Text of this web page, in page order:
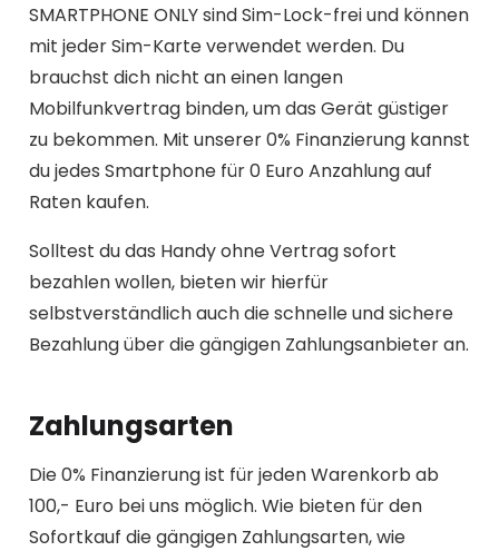
SMARTPHONE ONLY sind Sim-Lock-frei und können
mit jeder Sim-Karte verwendet werden. Du
brauchst dich nicht an einen langen
Mobilfunkvertrag binden, um das Gerät güstiger
zu bekommen. Mit unserer 0% Finanzierung kannst
du jedes Smartphone für 0 Euro Anzahlung auf
Raten kaufen.
Solltest du das Handy ohne Vertrag sofort
bezahlen wollen, bieten wir hierfür
selbstverständlich auch die schnelle und sichere
Bezahlung über die gängigen Zahlungsanbieter an.
Zahlungsarten
Die 0% Finanzierung ist für jeden Warenkorb ab
100,- Euro bei uns möglich. Wie bieten für den
Sofortkauf die gängigen Zahlungsarten, wie